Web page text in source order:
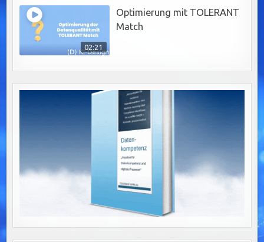
02:21
Optimierung mit TOLERANT
Match